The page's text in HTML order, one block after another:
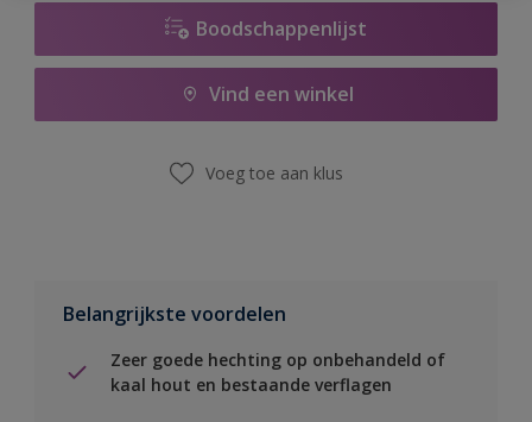
Boodschappenlijst
Vind een winkel
Voeg toe aan klus
Belangrijkste voordelen
Zeer goede hechting op onbehandeld of
kaal hout en bestaande verflagen